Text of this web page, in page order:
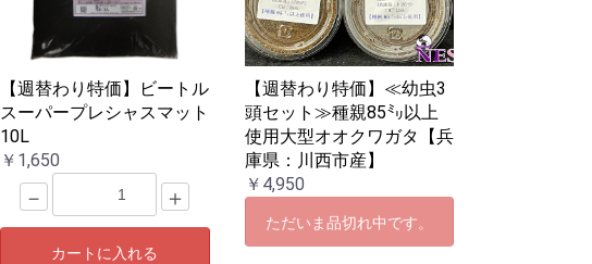
【週替わり特価】ビートル
スーパープレシャスマット
10L
￥1,650
－ ＋
カートに入れる
【週替わり特価】≪幼虫3
頭セット≫種親85㍉以上
使用大型オオクワガタ【兵
庫県：川西市産】
￥4,950
ただいま品切れ中です。